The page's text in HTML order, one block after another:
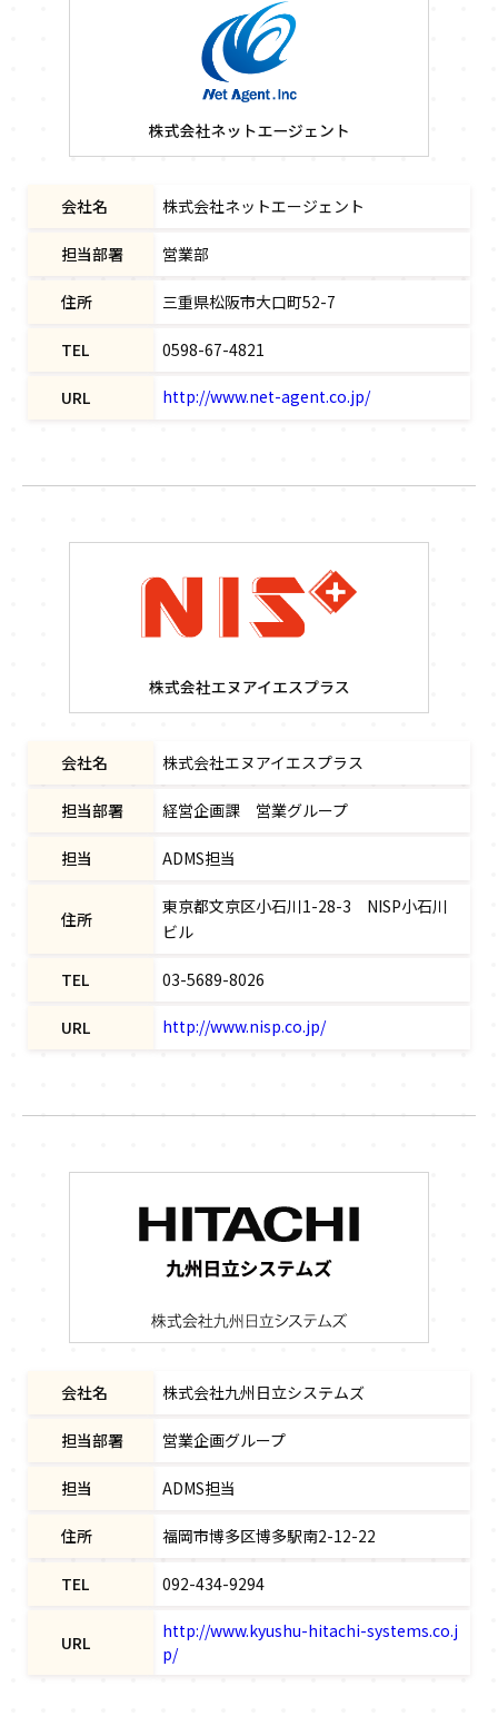
会社名 株式会社ネットエージェント
担当部署 営業部
住所 三重県松阪市大口町52-7
TEL 0598-67-4821
URL http://www.net-agent.co.jp/
会社名 株式会社エヌアイエスプラス
担当部署 経営企画課 営業グループ
担当 ADMS担当
住所
東京都文京区小石川1-28-3 NISP小石川
ビル
TEL 03-5689-8026
URL http://www.nisp.co.jp/
会社名 株式会社九州日立システムズ
担当部署 営業企画グループ
担当 ADMS担当
住所 福岡市博多区博多駅南2-12-22
TEL 092-434-9294
URL
http://www.kyushu-hitachi-systems.co.j
p/